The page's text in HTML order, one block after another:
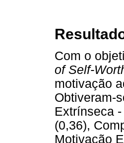
Com o
of Self-
motivação
Obtiveram-
Extrínseca
(0,36),
Motivação